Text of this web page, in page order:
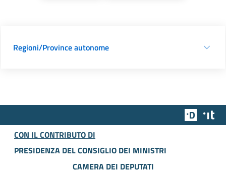
Regioni/Province autonome
Team
CON IL CONTRIBUTO DI
PRESIDENZA DEL CONSIGLIO DEI MINISTRI
CAMERA DEI DEPUTATI